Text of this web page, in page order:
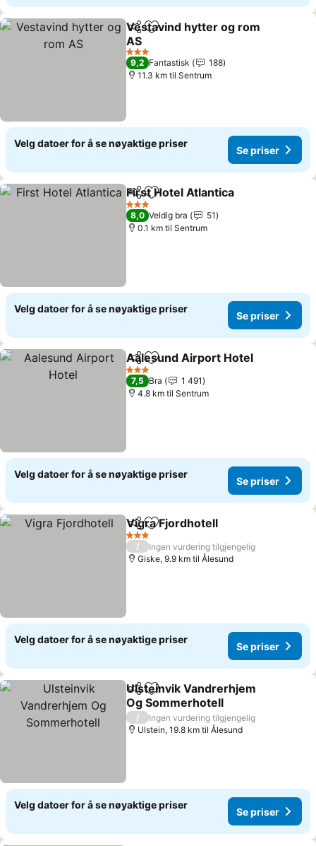
Del Legg til i favoritter
Vestavind hytter og rom
AS
Se priser
3 Stjerner
9,2 Fantastisk
188
11.3 km til Sentrum
Velg datoer for å se nøyaktige priser
Se priser
Del Legg til i favoritter
First Hotel Atlantica
3 Stjerner
8,0 Veldig bra
51
0.1 km til Sentrum
Velg datoer for å se nøyaktige priser
Se priser
Del Legg til i favoritter
Aalesund Airport Hotel
3 Stjerner
7,5 Bra
1 491
4.8 km til Sentrum
Velg datoer for å se nøyaktige priser
Se priser
Del Legg til i favoritter
Vigra Fjordhotell
3 Stjerner
/
Ingen vurdering tilgjengelig
Giske, 9.9 km til Ålesund
Velg datoer for å se nøyaktige priser
Se priser
Del Legg til i favoritter
Ulsteinvik Vandrerhjem
Og Sommerhotell
Se priser
/
Ingen vurdering tilgjengelig
Ulstein, 19.8 km til Ålesund
Velg datoer for å se nøyaktige priser
Se priser